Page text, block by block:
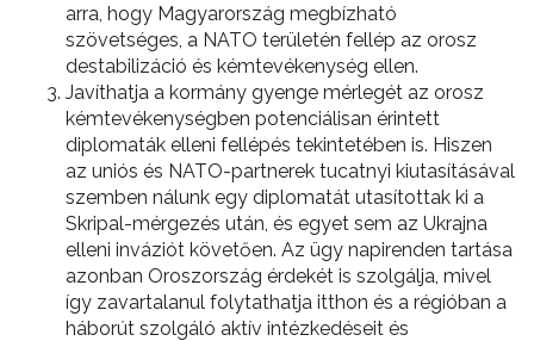
arra, hogy Magyarország megbízható
szövetséges, a NATO területén fellép az orosz
destabilizáció és kémtevékenység ellen.
Javíthatja a kormány gyenge mérlegét az orosz
kémtevékenységben potenciálisan érintett
diplomaták elleni fellépés tekintetében is. Hiszen
az uniós és NATO-partnerek tucatnyi kiutasításával
szemben nálunk egy diplomatát utasítottak ki a
Skripal-mérgezés után, és egyet sem az Ukrajna
elleni inváziót követően. Az ügy napirenden tartása
azonban Oroszország érdekét is szolgálja, mivel
így zavartalanul folytathatja itthon és a régióban a
háborút szolgáló aktív intézkedéseit és